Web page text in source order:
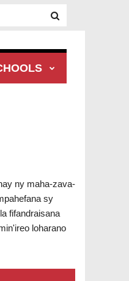
ny maha-zava-
sy
fifandraisana
loharano